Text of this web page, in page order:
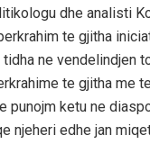
dhe analisti
te gjitha
ne vendelindjen
te gjitha me
punojm ketu ne
njeheri edhe jan